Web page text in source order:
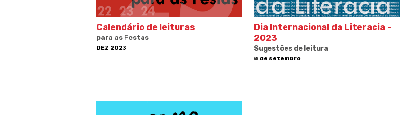
Calendário de leituras
para as Festas
DEZ 2023
Dia Internacional da Literacia -
2023
Sugestões de leitura
8 de setembro